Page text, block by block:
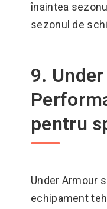
înaintea
sezonul de
9.
pentru
Under Armour
echipament